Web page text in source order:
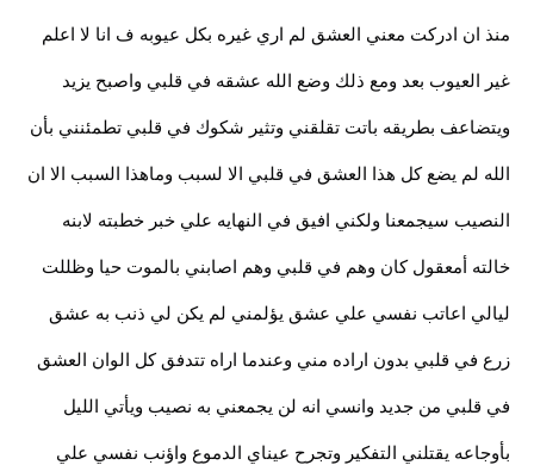
منذ ان ادركت معني العشق لم اري غيره بكل عيوبه ف انا لا اعلم
غير العيوب بعد ومع ذلك وضع الله عشقه في قلبي واصبح يزيد
ويتضاعف بطريقه باتت تقلقني وتثير شكوك في قلبي تطمئنني بأن
الله لم يضع كل هذا العشق في قلبي الا لسبب وماهذا السبب الا ان
النصيب سيجمعنا ولكني افيق في النهايه علي خبر خطبته لابنه
خالته أمعقول كان وهم في قلبي وهم اصابني بالموت حيا وظللت
ليالي اعاتب نفسي علي عشق يؤلمني لم يكن لي ذنب به عشق
زرع في قلبي بدون اراده مني وعندما اراه تتدفق كل الوان العشق
في قلبي من جديد وانسي انه لن يجمعني به نصيب ويأتي الليل
بأوجاعه يقتلني التفكير وتجرح عيناي الدموع واؤنب نفسي علي